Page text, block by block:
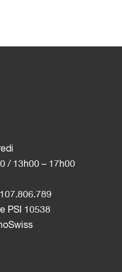
/ 13h00 – 17h00
PSI 10538